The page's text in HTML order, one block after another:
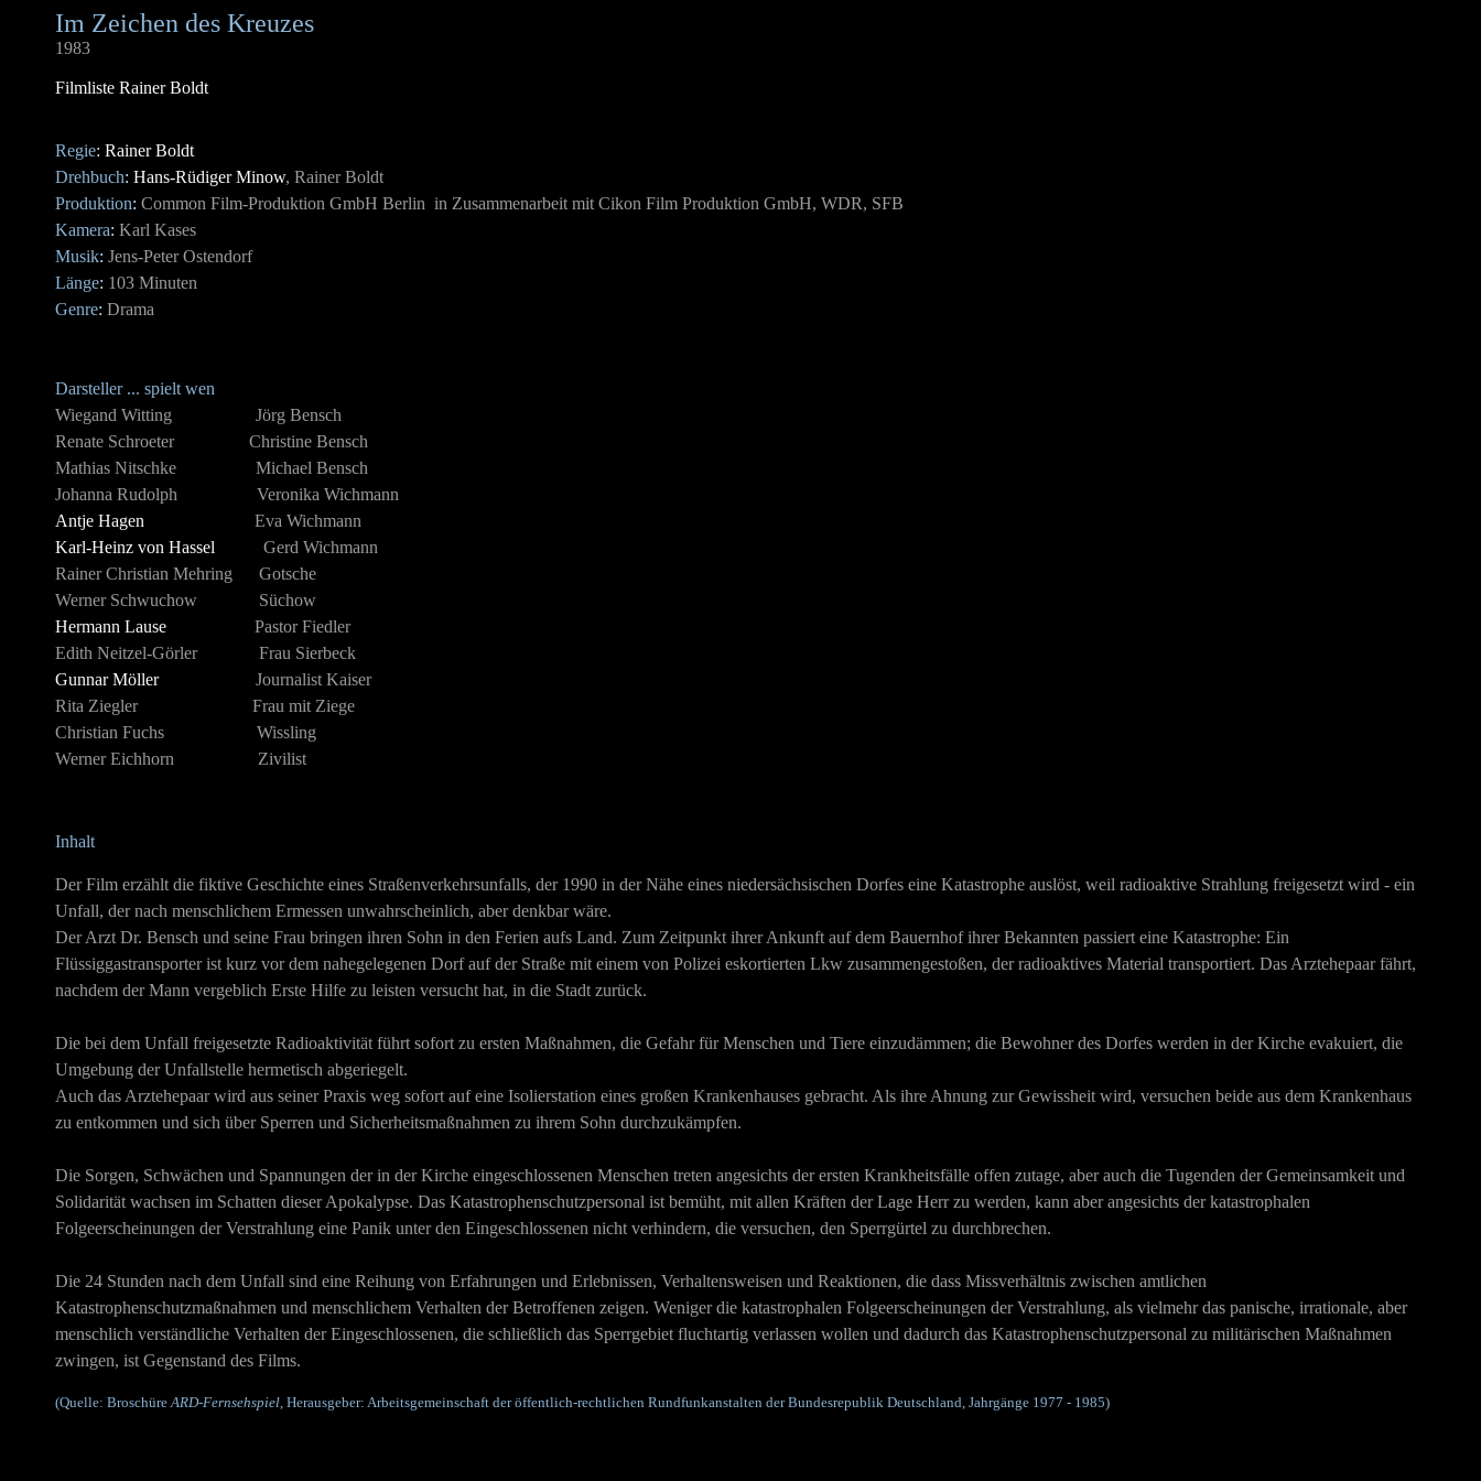
Im Zeichen des Kreuzes
1983
Filmliste Rainer Boldt
Regie: Rainer Boldt
Drehbuch: Hans-Rüdiger Minow, Rainer Boldt
Produktion: Common Film-Produktion GmbH Berlin in Zusammenarbeit mit Cikon Film Produktion GmbH, WDR, SFB
Kamera: Karl Kases
Musik: Jens-Peter Ostendorf
Länge: 103 Minuten
Genre: Drama
Darsteller ... spielt wen
Wiegand Witting Jörg Bensch
Renate Schroeter Christine Bensch
Mathias Nitschke Michael Bensch
Johanna Rudolph Veronika Wichmann
Antje Hagen Eva Wichmann
Karl-Heinz von Hassel Gerd Wichmann
Rainer Christian Mehring Gotsche
Werner Schwuchow Süchow
Hermann Lause Pastor Fiedler
Edith Neitzel-Görler Frau Sierbeck
Gunnar MöllerJournalist Kaiser
Rita Ziegler Frau mit Ziege
Christian Fuchs Wissling
Werner Eichhorn Zivilist
Inhalt
Der Film erzählt die fiktive Geschichte eines Straßenverkehrsunfalls, der 1990 in der Nähe eines niedersächsischen Dorfes eine Katastrophe auslöst, weil radioaktive Strahlung freigesetzt wird - ein
Unfall, der nach menschlichem Ermessen unwahrscheinlich, aber denkbar wäre.
Der Arzt Dr. Bensch und seine Frau bringen ihren Sohn in den Ferien aufs Land. Zum Zeitpunkt ihrer Ankunft auf dem Bauernhof ihrer Bekannten passiert eine Katastrophe: Ein
Flüssiggastransporter ist kurz vor dem nahegelegenen Dorf auf der Straße mit einem von Polizei eskortierten Lkw zusammengestoßen, der radioaktives Material transportiert. Das Arztehepaar fährt,
nachdem der Mann vergeblich Erste Hilfe zu leisten versucht hat, in die Stadt zurück.
Die bei dem Unfall freigesetzte Radioaktivität führt sofort zu ersten Maßnahmen, die Gefahr für Menschen und Tiere einzudämmen; die Bewohner des Dorfes werden in der Kirche evakuiert, die
Umgebung der Unfallstelle hermetisch abgeriegelt.
Auch das Arztehepaar wird aus seiner Praxis weg sofort auf eine Isolierstation eines großen Krankenhauses gebracht. Als ihre Ahnung zur Gewissheit wird, versuchen beide aus dem Krankenhaus
zu entkommen und sich über Sperren und Sicherheitsmaßnahmen zu ihrem Sohn durchzukämpfen.
Die Sorgen, Schwächen und Spannungen der in der Kirche eingeschlossenen Menschen treten angesichts der ersten Krankheitsfälle offen zutage, aber auch die Tugenden der Gemeinsamkeit und
Solidarität wachsen im Schatten dieser Apokalypse. Das Katastrophenschutzpersonal ist bemüht, mit allen Kräften der Lage Herr zu werden, kann aber angesichts der katastrophalen
Folgeerscheinungen der Verstrahlung eine Panik unter den Eingeschlossenen nicht verhindern, die versuchen, den Sperrgürtel zu durchbrechen.
Die 24 Stunden nach dem Unfall sind eine Reihung von Erfahrungen und Erlebnissen, Verhaltensweisen und Reaktionen, die dass Missverhältnis zwischen amtlichen
Katastrophenschutzmaßnahmen und menschlichem Verhalten der Betroffenen zeigen. Weniger die katastrophalen Folgeerscheinungen der Verstrahlung, als vielmehr das panische, irrationale, aber
menschlich verständliche Verhalten der Eingeschlossenen, die schließlich das Sperrgebiet fluchtartig verlassen wollen und dadurch das Katastrophenschutzpersonal zu militärischen Maßnahmen
zwingen, ist Gegenstand des Films.
(Quelle: BroschüreARD-Fernsehspiel, Herausgeber: Arbeitsgemeinschaft der öffentlich-rechtlichen Rundfunkanstalten der Bundesrepublik Deutschland, Jahrgänge 1977 - 1985)